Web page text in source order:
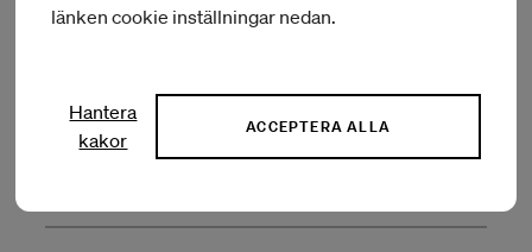
länken cookie inställningar nedan.
Hantera
kakor
ACCEPTERA ALLA